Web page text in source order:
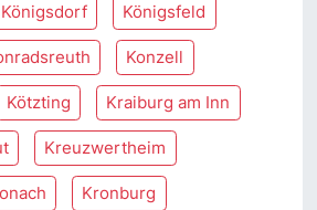
Königsdorf Königsfeld
Konzell
Kötzting Kraiburg am Inn
Kreuzwertheim
Kronburg